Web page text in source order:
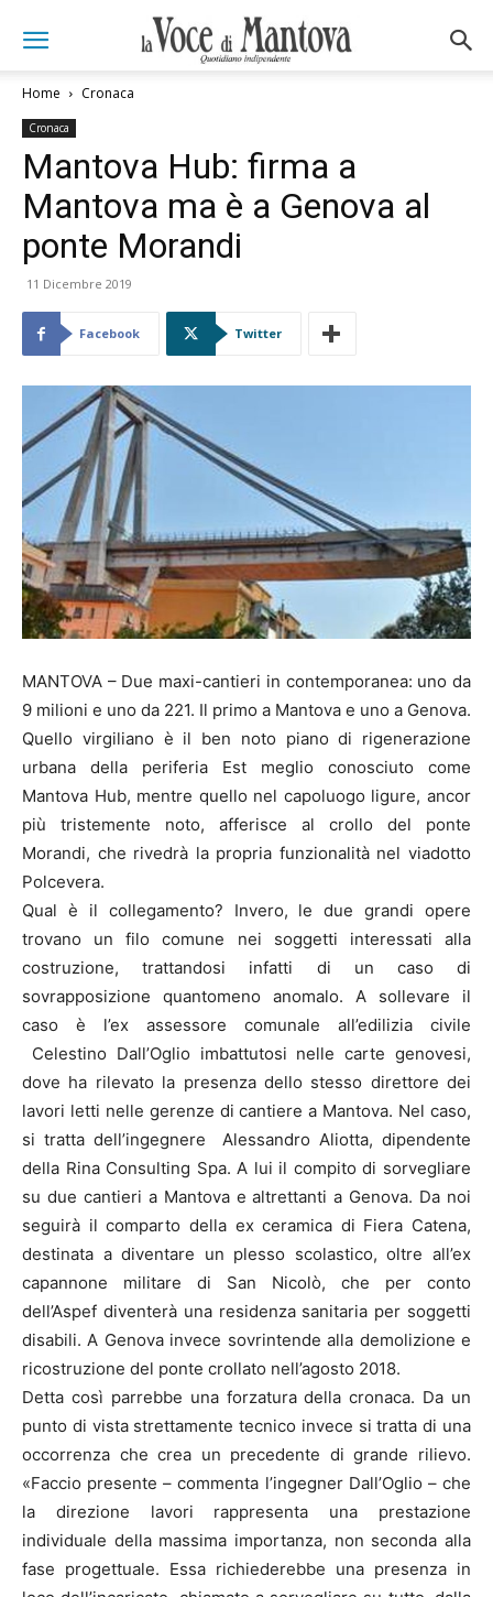
Home Cronaca
Cronaca
Mantova Hub: firma a
Mantova ma è a Genova al
ponte Morandi
11 Dicembre 2019
Facebook Twitter
MANTOVA – Due maxi-cantieri in contemporanea: uno da
9 milioni e uno da 221. Il primo a Mantova e uno a Genova.
Quello virgiliano è il ben noto piano di rigenerazione
urbana della periferia Est meglio conosciuto come
Mantova Hub, mentre quello nel capoluogo ligure, ancor
più tristemente noto, afferisce al crollo del ponte
Morandi, che rivedrà la propria funzionalità nel viadotto
Polcevera.
Qual è il collegamento? Invero, le due grandi opere
trovano un filo comune nei soggetti interessati alla
costruzione, trattandosi infatti di un caso di
sovrapposizione quantomeno anomalo. A sollevare il
caso è l’ex assessore comunale all’edilizia civile
Celestino Dall’Oglio imbattutosi nelle carte genovesi,
dove ha rilevato la presenza dello stesso direttore dei
lavori letti nelle gerenze di cantiere a Mantova. Nel caso,
si tratta dell’ingegnere Alessandro Aliotta, dipendente
della Rina Consulting Spa. A lui il compito di sorvegliare
su due cantieri a Mantova e altrettanti a Genova. Da noi
seguirà il comparto della ex ceramica di Fiera Catena,
destinata a diventare un plesso scolastico, oltre all’ex
capannone militare di San Nicolò, che per conto
dell’Aspef diventerà una residenza sanitaria per soggetti
disabili. A Genova invece sovrintende alla demolizione e
ricostruzione del ponte crollato nell’agosto 2018.
Detta così parrebbe una forzatura della cronaca. Da un
punto di vista strettamente tecnico invece si tratta di una
occorrenza che crea un precedente di grande rilievo.
«Faccio presente – commenta l’ingegner Dall’Oglio – che
la direzione lavori rappresenta una prestazione
individuale della massima importanza, non seconda alla
fase progettuale. Essa richiederebbe una presenza in